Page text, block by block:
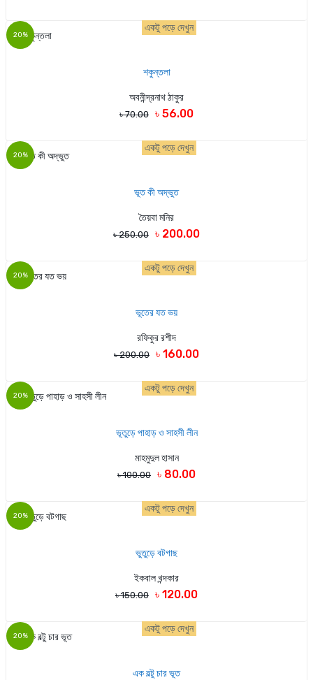
20%
একটু পড়ে দেখুন
শকুন্তলা
অবনীন্দ্রনাথ ঠাকুর
৳ 70.00 ৳ 56.00
20%
একটু পড়ে দেখুন
ভূত কী অদ্ভুত
তৈয়বা মনির
৳ 250.00 ৳ 200.00
20%
একটু পড়ে দেখুন
ভূতের যত ভয়
রফিকুর রশীদ
৳ 200.00 ৳ 160.00
20%
একটু পড়ে দেখুন
ভূতুড়ে পাহাড় ও সাহসী লীন
মাহমুদুল হাসান
৳ 100.00 ৳ 80.00
20%
একটু পড়ে দেখুন
ভুতুড়ে বটগাছ
ইকবাল খন্দকার
৳ 150.00 ৳ 120.00
20%
একটু পড়ে দেখুন
এক বল্টু চার ভূত